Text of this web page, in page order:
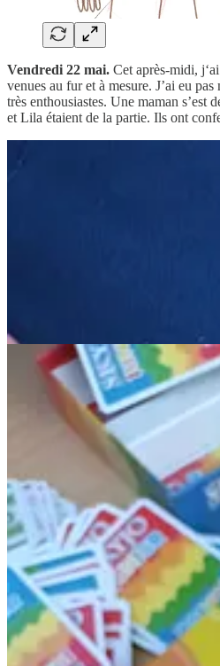
Vendredi 22 mai. Cet après-midi,
venues au fur et à mesure. J’ai eu
très enthousiastes. Une maman
et Lila étaient de la partie. Ils ont